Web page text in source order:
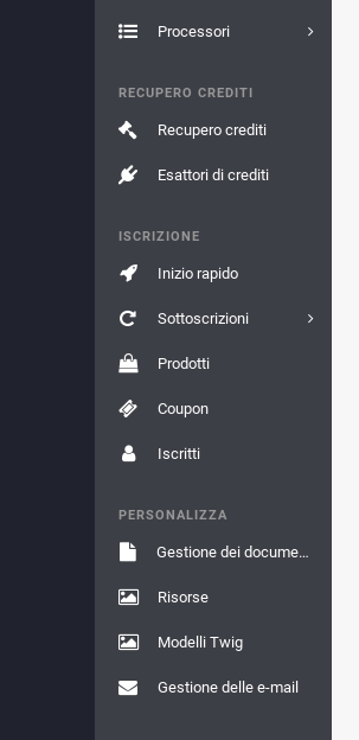
Processori
RECUPERO CREDITI
Recupero crediti
Esattori di crediti
ISCRIZIONE
Inizio rapido
Sottoscrizioni
Prodotti
Coupon
Iscritti
PERSONALIZZA
Gestione dei documenti
Risorse
Modelli Twig
Gestione delle e-mail